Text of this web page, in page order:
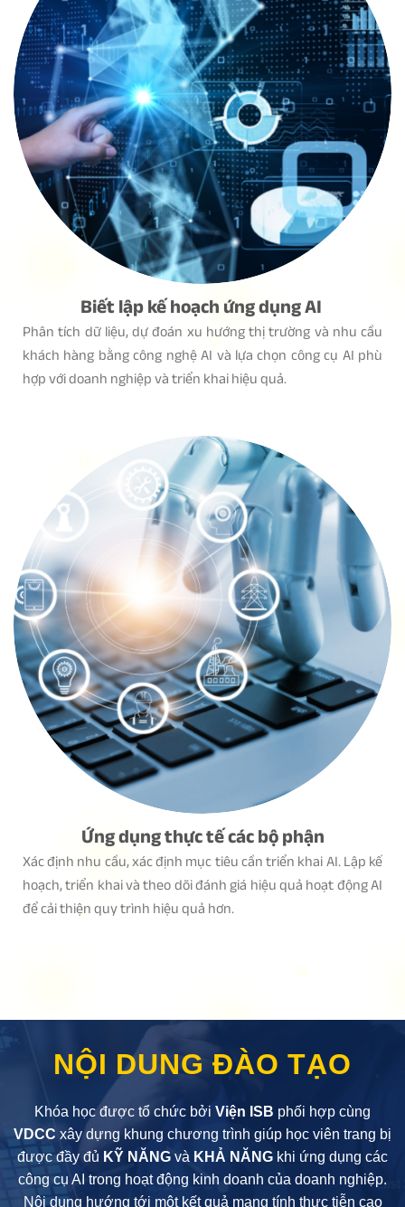
Biết lập kế hoạch ứng dụng AI
Phân tích dữ liệu, dự đoán xu hướng thị trường và nhu cầu
khách hàng bằng công nghệ AI và lựa chọn công cụ AI phù
hợp với doanh nghiệp và triển khai hiệu quả.
Ứng dụng thực tế các bộ phận
Xác định nhu cầu, xác định mục tiêu cần triển khai AI. Lập kế
hoạch, triển khai và theo dõi đánh giá hiệu quả hoạt động AI
để cải thiện quy trình hiệu quả hơn.
NỘI DUNG ĐÀO TẠO
Khóa học được tổ chức bởi Viện ISB phối hợp cùng
VDCC xây dựng khung chương trình giúp học viên trang bị
được đầy đủ KỸ NĂNG và KHẢ NĂNG khi ứng dụng các
công cụ AI trong hoạt động kinh doanh của doanh nghiệp.
Nội dung hướng tới một kết quả mang tính thực tiễn cao